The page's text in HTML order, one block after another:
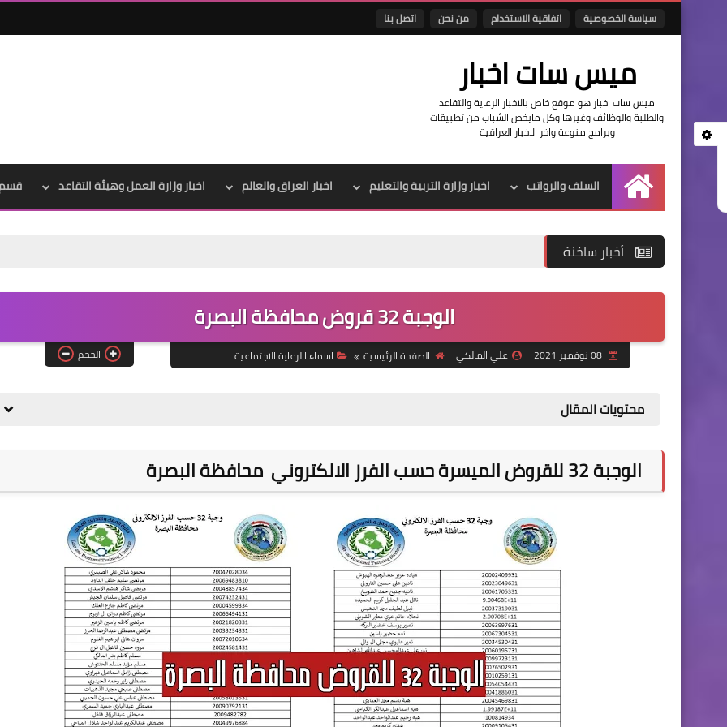
سياسة الخصوصية اتفاقية الاستخدام من نحن اتصل بنا
ميس سات اخبار
ميس سات اخبار هو موقع خاص بالاخبار الرعاية والتقاعد
والطلبة والوظائف وغيرها وكل مايخص الشباب من تطبيقات
وبرامج منوعة واخر الاخبار العراقية
الرئيسية
السلف والرواتب اخبار وزارة التربية والتعليم اخبار العراق والعالم اخبار وزارة العمل وهيئة التقاعد قسم
أخبار ساخنة رابط
الوجبة 32 قروض محافظة البصرة
علي المالكي الصفحة الرئيسية اسماء االرعاية الاجتماعية الحجم
محتويات المقال
الوجبة 32 للقروض الميسرة حسب الفرز الالكتروني محافظة البصرة
علي المالكي
25 ديسمبر 2020